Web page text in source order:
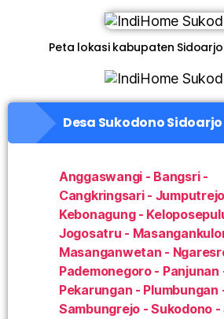
Peta lokasi kabupaten
Desa Sukodono Sidoarjo
Anggaswangi - Bangsri -
Cangkringsari -
Kebonagung -
Jogosatru -
Masanganwetan -
Pademonegoro - Panjunan
Pekarungan - Plumbungan
Sambungrejo - Sukodono -